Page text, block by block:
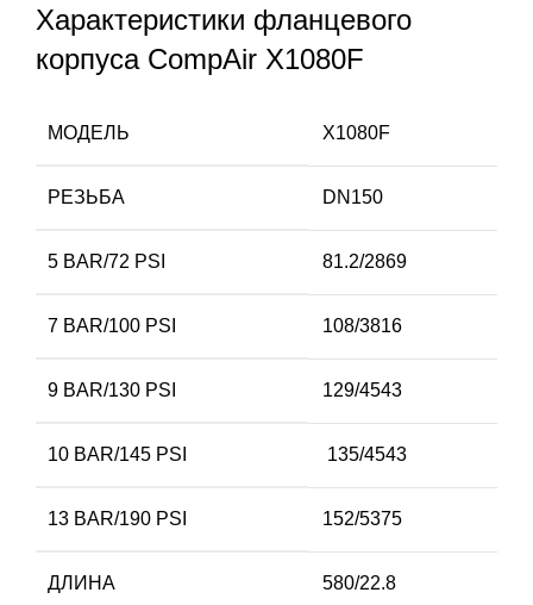
Характеристики фланцевого
корпуса CompAir X1080F
МОДЕЛЬ X1080F
РЕЗЬБА DN150
5 BAR/72 PSI 81.2/2869
7 BAR/100 PSI 108/3816
9 BAR/130 PSI 129/4543
10 BAR/145 PSI 135/4543
13 BAR/190 PSI 152/5375
ДЛИНА 580/22.8